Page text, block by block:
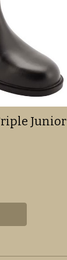
Junior